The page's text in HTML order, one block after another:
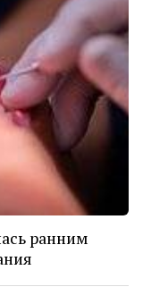
ранним